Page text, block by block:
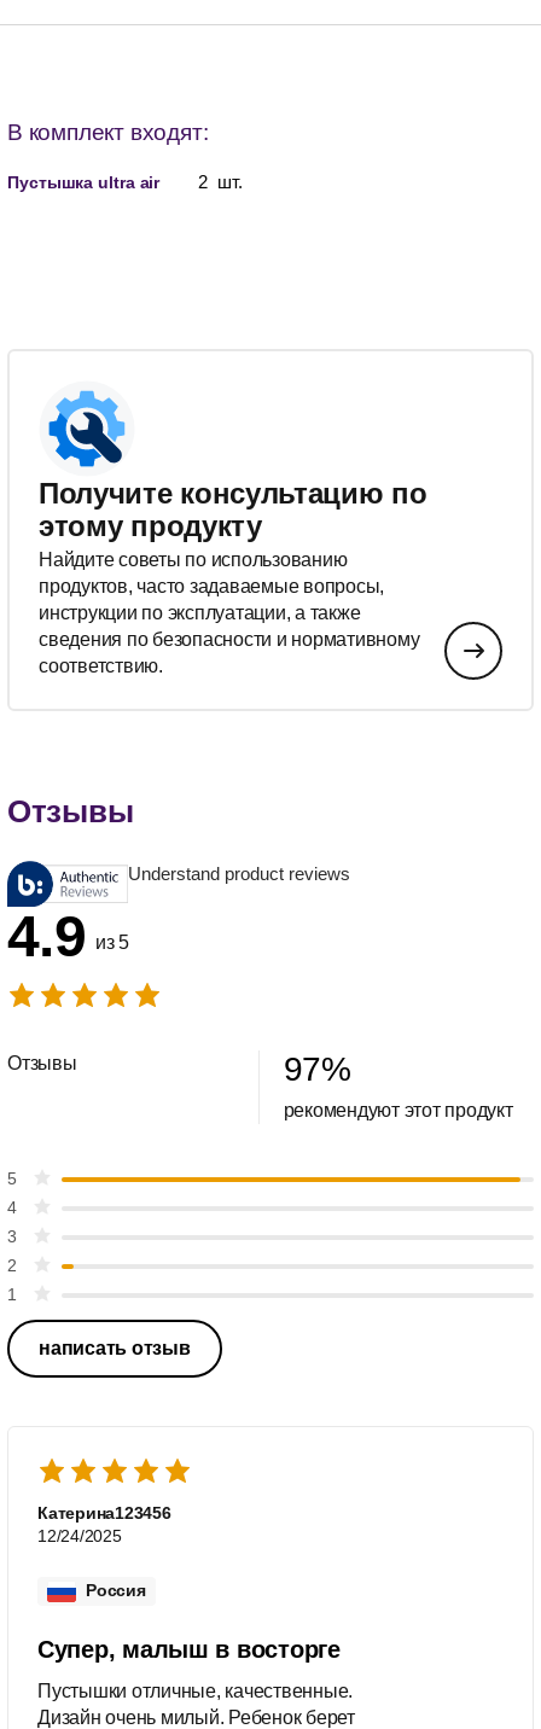
В комплект входят:
Пустышка ultra air 2 шт.
Получите консультацию по
этому продукту
Найдите советы по использованию
продуктов, часто задаваемые вопросы,
инструкции по эксплуатации, а также
сведения по безопасности и нормативному
соответствию.
Отзывы
Understand product reviews
4.9 из 5
Отзывы 97%
рекомендуют этот продукт
5
4
3
2
1
написать отзыв
Катерина123456
12/24/2025
Россия
Супер, малыш в восторге
Пустышки отличные, качественные.
Дизайн очень милый. Ребенок берет